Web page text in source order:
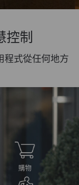
控制
程式從任何地方
購物